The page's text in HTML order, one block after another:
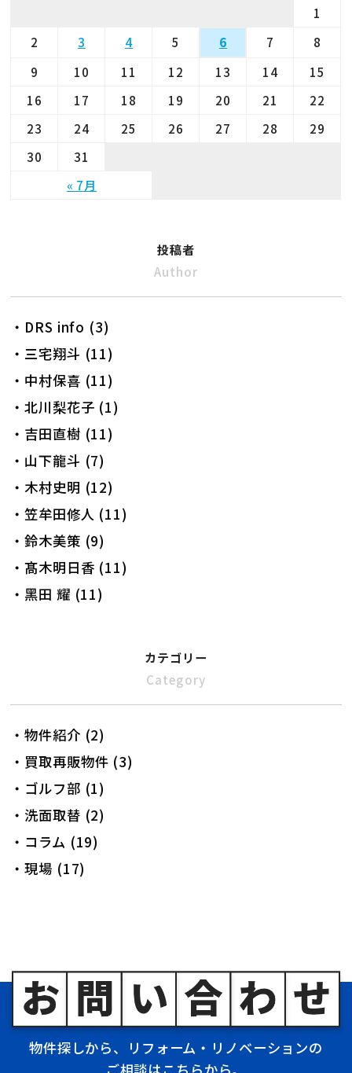
« 7月
1
2
3 4 5 6 7
8
9
10 11 12 13 14
15
16
17 18 19 20 21
22
23
24 25 26 27 28
29
30
31
投稿者
Author
・DRS info (3)
・三宅翔斗 (11)
・中村保喜 (11)
・北川梨花子 (1)
・吉田直樹 (11)
・山下龍斗 (7)
・木村史明 (12)
・笠牟田修人 (11)
・鈴木美策 (9)
・髙木明日香 (11)
・黑田 耀 (11)
カテゴリー
Category
・物件紹介 (2)
・買取再販物件 (3)
・ゴルフ部 (1)
・洗面取替 (2)
・コラム (19)
・現場 (17)
物件探しから、リフォーム・リノベーションの